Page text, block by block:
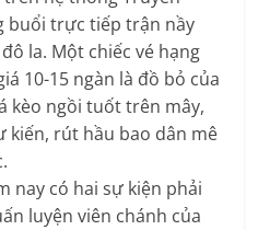
buổi trực tiếp trận nầy
la. Một chiếc vé hạng
10-15 ngàn là đồ bỏ của
kèo ngồi tuốt trên mây,
kiến, rút hầu bao dân mê
có hai sự kiện phải
luyện viên chánh của